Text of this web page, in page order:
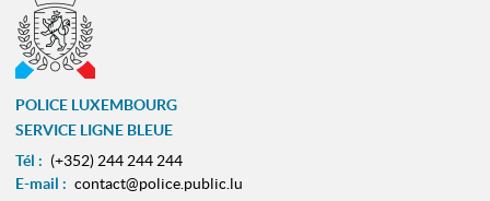
POLICE LUXEMBOURG
SERVICE LIGNE BLEUE
Tél : (+352) 244 244 244
E-mail : contact@police.public.lu